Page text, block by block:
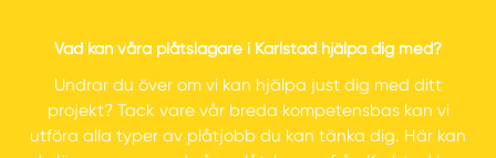
Vad kan våra plåtslagare i Karlstad hjälpa dig med?
Undrar du över om vi kan hjälpa just dig med ditt
projekt? Tack vare vår breda kompetensbas kan vi
utföra alla typer av plåtjobb du kan tänka dig. Här kan